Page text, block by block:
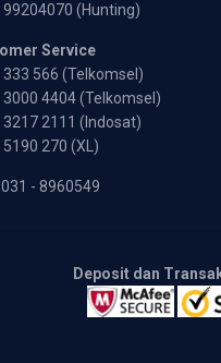
99204070 (Hunting)
Service
333 566 (Telkomsel)
3000 4404 (Telkomsel)
3217 2111 (Indosat)
270 (XL)
031 - 8960549
Deposit dan